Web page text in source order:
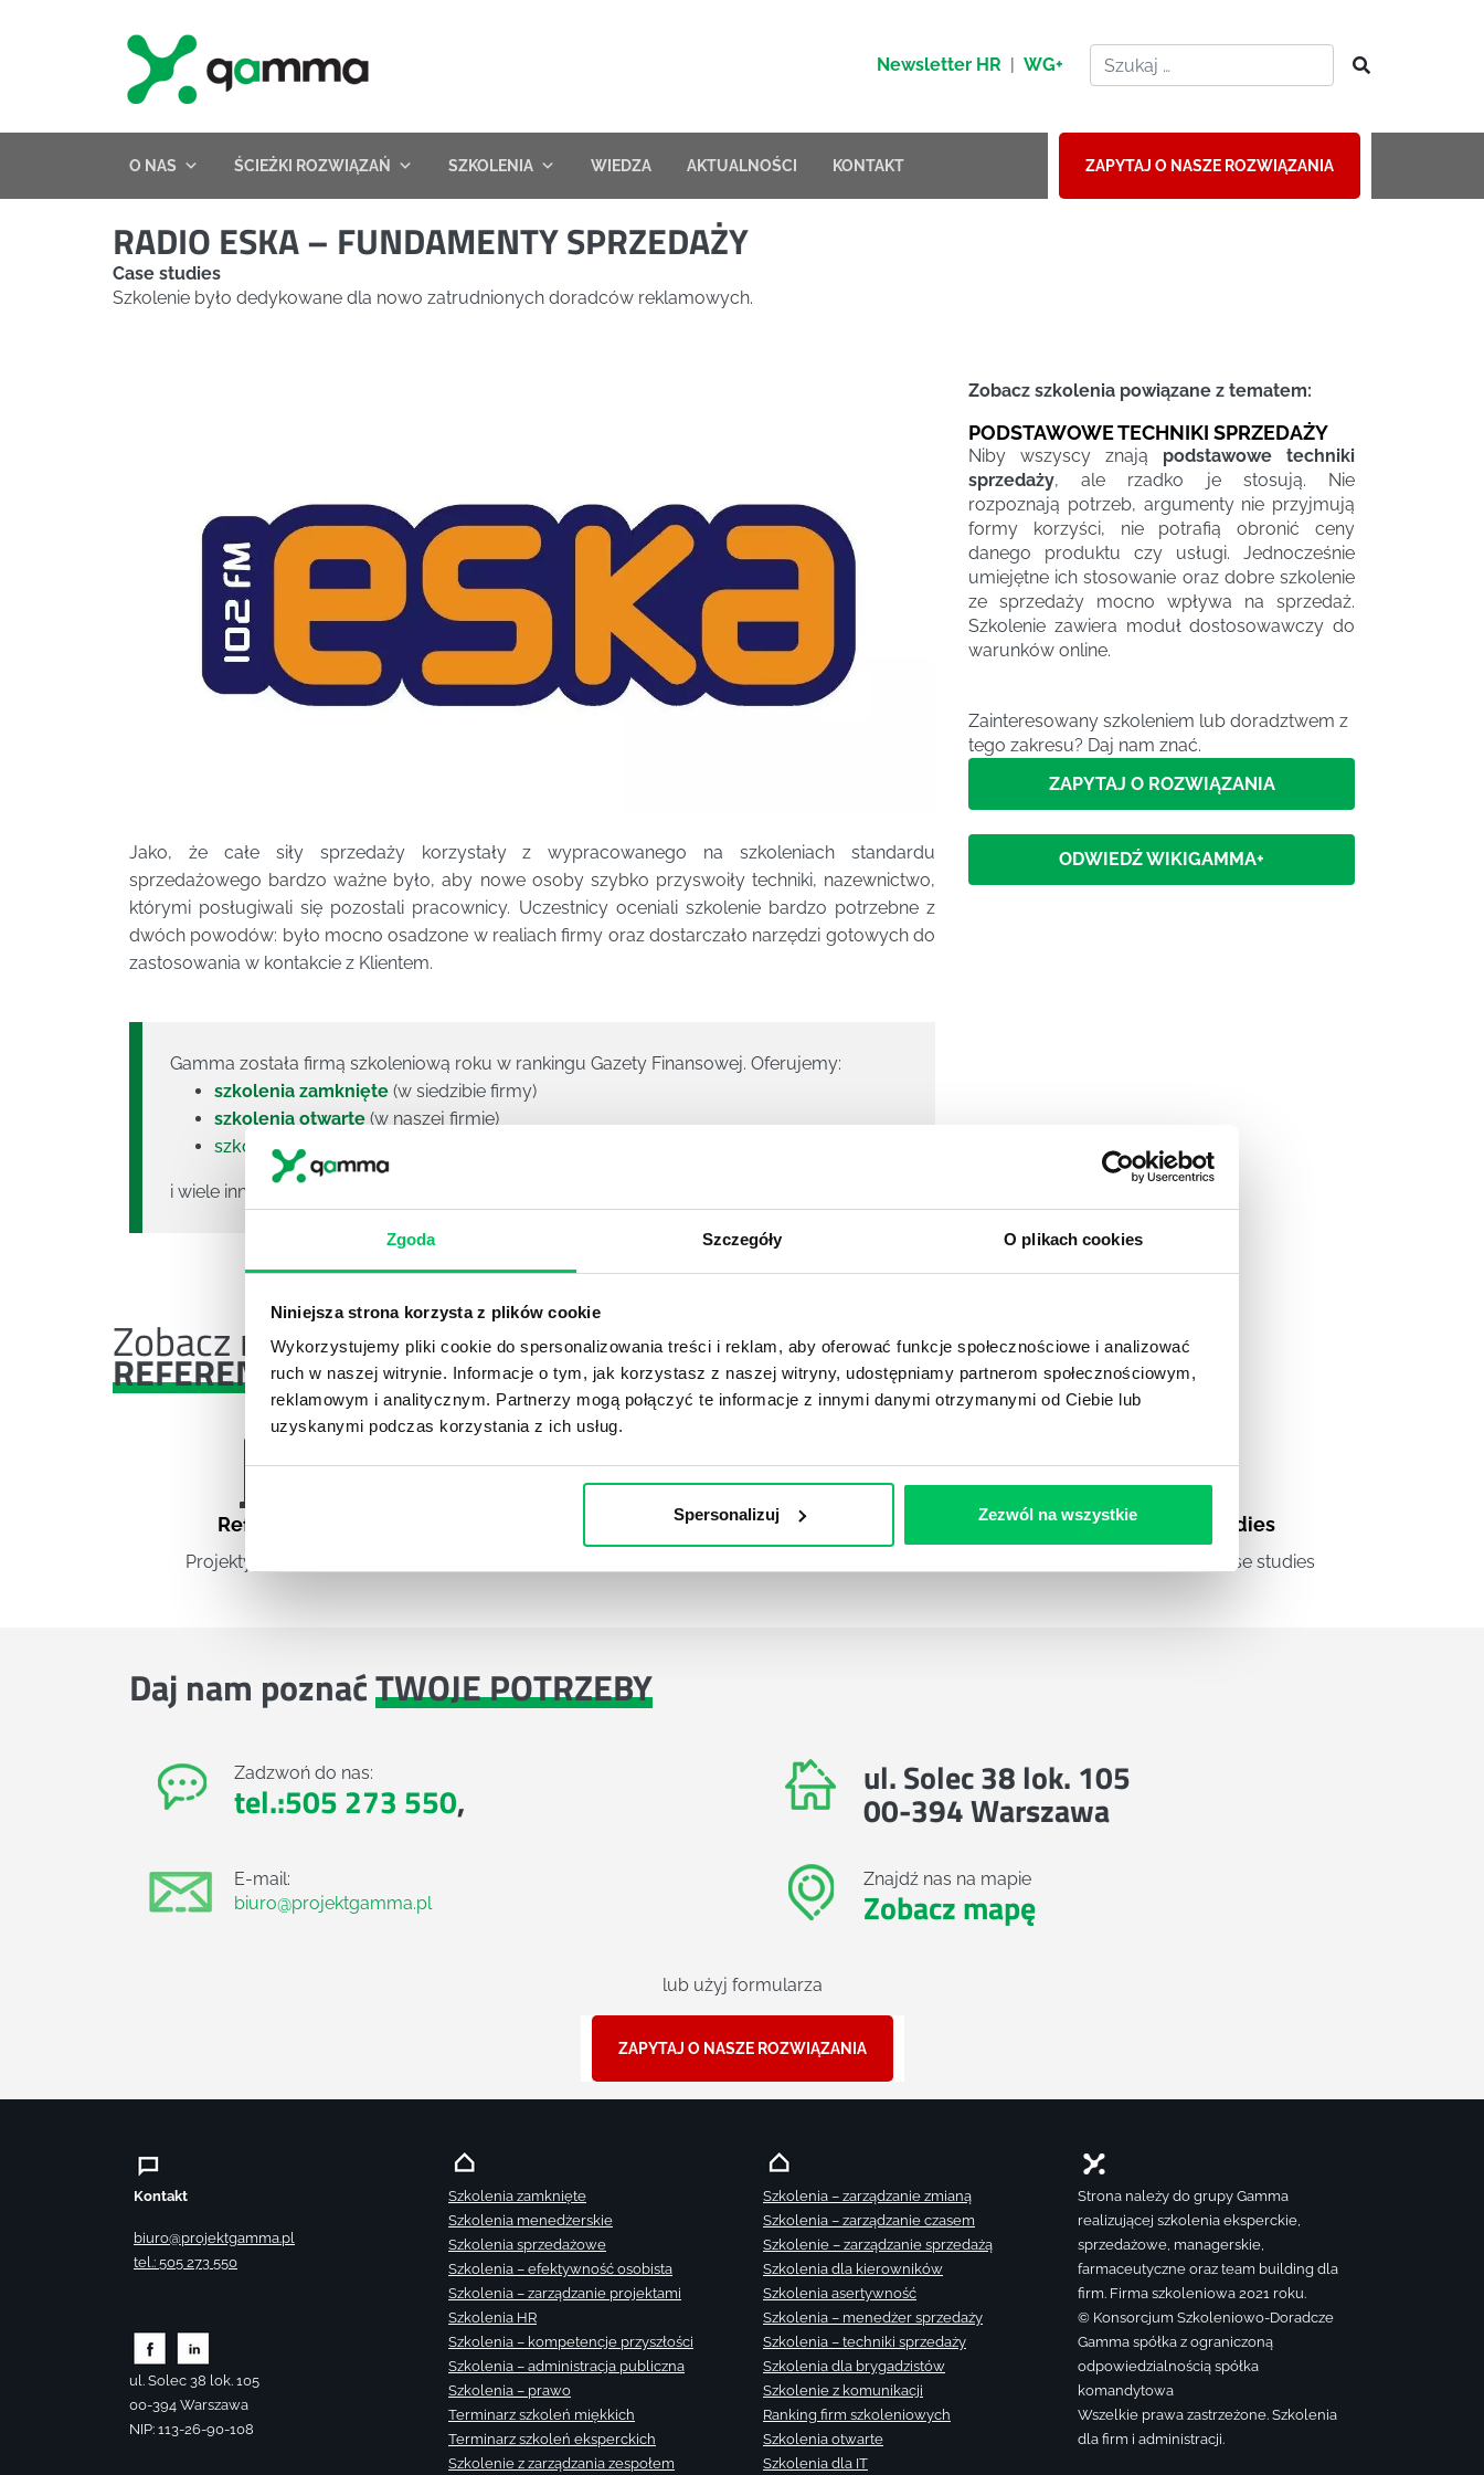
Zgoda Szczegóły O plikach cookies
Niniejsza strona korzysta z plików cookie
Wykorzystujemy pliki cookie do spersonalizowania treści i reklam, aby oferować funkcje społecznościowe i analizować
ruch w naszej witrynie. Informacje o tym, jak korzystasz z naszej witryny, udostępniamy partnerom społecznościowym,
reklamowym i analitycznym. Partnerzy mogą połączyć te informacje z innymi danymi otrzymanymi od Ciebie lub
uzyskanymi podczas korzystania z ich usług.
Spersonalizuj Zezwól na wszystkie
Newsletter HR | WG+
O NAS ŚCIEŻKI ROZWIĄZAŃ SZKOLENIA WIEDZA AKTUALNOŚCI KONTAKT ZAPYTAJ O NASZE ROZWIĄZANIA
RADIO ESKA – FUNDAMENTY SPRZEDAŻY
Case studies
Szkolenie było dedykowane dla nowo zatrudnionych doradców reklamowych.
Jako, że całe siły sprzedaży korzystały z wypracowanego na szkoleniach standardu
sprzedażowego bardzo ważne było, aby nowe osoby szybko przyswoiły techniki, nazewnictwo,
którymi posługiwali się pozostali pracownicy. Uczestnicy oceniali szkolenie bardzo potrzebne z
dwóch powodów: było mocno osadzone w realiach firmy oraz dostarczało narzędzi gotowych do
zastosowania w kontakcie z Klientem.
Gamma została firmą szkoleniową roku w rankingu Gazety Finansowej. Oferujemy:
szkolenia zamknięte (w siedzibie firmy)
szkolenia otwarte (w naszej firmie)
szkolenia administracja
i wiele innych. Zapoznaj się z nimi. Zapraszamy.
Zobacz szkolenia powiązane z tematem:
PODSTAWOWE TECHNIKI SPRZEDAŻY
Niby wszyscy znają podstawowe techniki
sprzedaży, ale rzadko je stosują. Nie
rozpoznają potrzeb, argumenty nie przyjmują
formy korzyści, nie potrafią obronić ceny
danego produktu czy usługi. Jednocześnie
umiejętne ich stosowanie oraz dobre szkolenie
ze sprzedaży mocno wpływa na sprzedaż.
Szkolenie zawiera moduł dostosowawczy do
warunków online.
Zainteresowany szkoleniem lub doradztwem z
tego zakresu? Daj nam znać.
ZAPYTAJ O ROZWIĄZANIA
ODWIEDŹ WIKIGAMMA+
Zobacz nasze
REFERENCJE I CASE STUDIES
Referencje
Projekty komercyjne
Case studies
Zestawienie case studies
Daj nam poznaćTWOJE POTRZEBY
Zadzwoń do nas:
tel.:505 273 550,
E-mail:
biuro@projektgamma.pl
ul. Solec 38 lok. 105
00-394 Warszawa
Znajdź nas na mapie
Zobacz mapę
lub użyj formularza
ZAPYTAJ O NASZE ROZWIĄZANIA
Kontakt
biuro@projektgamma.pl
tel.: 505 273 550
ul. Solec 38 lok. 105
00-394 Warszawa
NIP: 113-26-90-108
Szkolenia zamknięte
Szkolenia menedżerskie
Szkolenia sprzedażowe
Szkolenia – efektywność osobista
Szkolenia – zarządzanie projektami
Szkolenia HR
Szkolenia – kompetencje przyszłości
Szkolenia – administracja publiczna
Szkolenia – prawo
Terminarz szkoleń miękkich
Terminarz szkoleń eksperckich
Szkolenie z zarządzania zespołem
Szkolenia – zarządzanie zmianą
Szkolenia – zarządzanie czasem
Szkolenie – zarządzanie sprzedażą
Szkolenia dla kierowników
Szkolenia asertywność
Szkolenia – menedżer sprzedaży
Szkolenia – techniki sprzedaży
Szkolenia dla brygadzistów
Szkolenie z komunikacji
Ranking firm szkoleniowych
Szkolenia otwarte
Szkolenia dla IT
Strona należy do grupy Gamma
realizującej szkolenia eksperckie,
sprzedażowe, managerskie,
farmaceutyczne oraz team building dla
firm. Firma szkoleniowa 2021 roku.
© Konsorcjum Szkoleniowo-Doradcze
Gamma spółka z ograniczoną
odpowiedzialnością spółka
komandytowa
Wszelkie prawa zastrzeżone. Szkolenia
dla firm i administracji.